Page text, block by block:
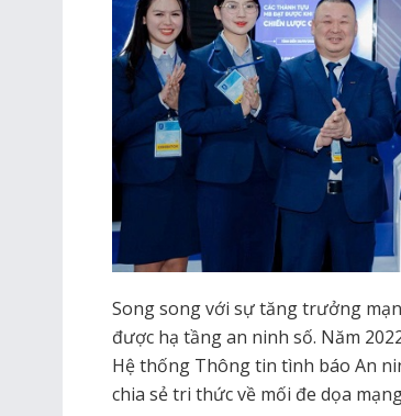
Song song với sự tăng trưởng
được hạ tầng an ninh số. Năm
Hệ thống Thông tin tình báo An
chia sẻ tri thức về mối đe dọa